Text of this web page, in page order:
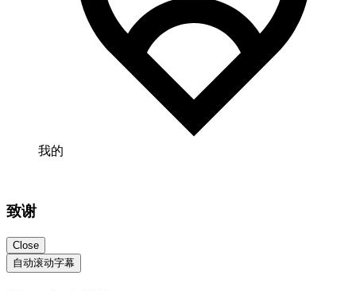
我的
致谢
Close
自动滚动字幕